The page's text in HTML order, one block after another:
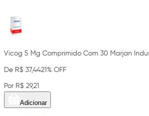
Vicog 5 Mg Comprimido Com 30 Marjan
De R$ 37,4421% OFF
Por R$ 29,21
Adicionar